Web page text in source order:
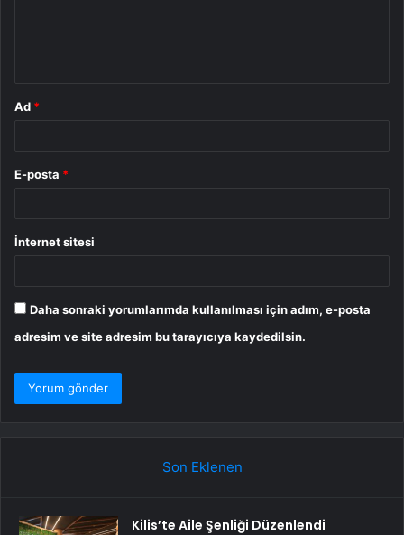
Ad *
E-posta *
İnternet sitesi
Daha sonraki yorumlarımda kullanılması için adım, e-posta
adresim ve site adresim bu tarayıcıya kaydedilsin.
Son Eklenen
Kilis’te Aile Şenliği Düzenlendi